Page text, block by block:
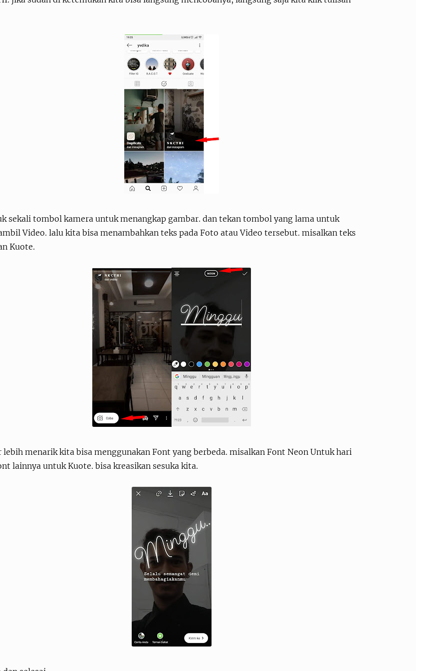
sekali tombol kamera untuk menangkap gambar. dan tekan tombol yang lama untuk
Video. lalu kita bisa menambahkan teks pada Foto atau Video tersebut. misalkan teks
Kuote.
lebih menarik kita bisa menggunakan Font yang berbeda. misalkan Font Neon Untuk hari
lainnya untuk Kuote. bisa kreasikan sesuka kita.